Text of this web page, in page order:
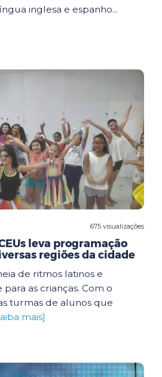
inglesa e espanho...
675 visualizações
leva programação
regiões da cidade
de ritmos latinos e
para as crianças. Com o
turmas de alunos que
mais]